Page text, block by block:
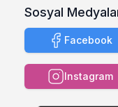
Sosyal
Facebook
Instagram